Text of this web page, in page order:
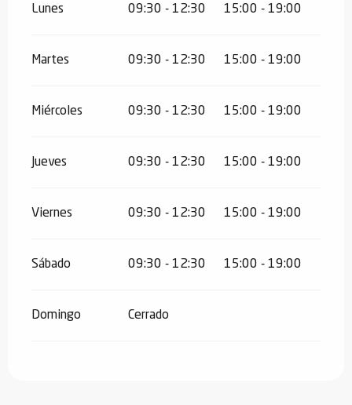
Lunes 09:30 - 12:30 15:00 - 19:00
Martes 09:30 - 12:30 15:00 - 19:00
Miércoles 09:30 - 12:30 15:00 - 19:00
Jueves 09:30 - 12:30 15:00 - 19:00
Viernes 09:30 - 12:30 15:00 - 19:00
Sábado 09:30 - 12:30 15:00 - 19:00
Domingo Cerrado